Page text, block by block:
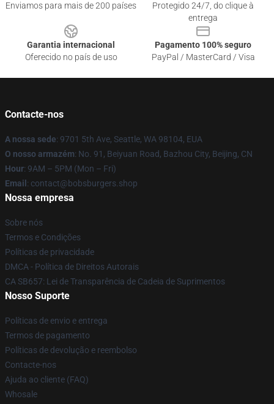
Enviamos para mais de 200 países
Protegido 24/7, do clique à
entrega
Garantia internacional
Oferecido no país de uso
Pagamento 100% seguro
PayPal / MasterCard / Visa
Contacte-nos
A nossa sede: 9701 5th Ave, Seattle, WA 98104, EUA
O nosso armazém: No. 91, Beiyuan Road, Bazhou City, Beijing, CN
Hour: 9AM – 5PM (Mon – Fri)
Email : contact@bobsburgers.shop
Nossa empresa
Sobre nós
Termos e Condições
Políticas de privacidade
DMCA - Política de Direitos Autorais
CA SB657: Lei de Transparência de Cadeia de Suprimentos
Nosso Suporte
Políticas de envio e entrega
Termos de pagamento
Políticas de devolução e reembolso
Contacte-nos
Ajuda ao cliente (FAQ)
Whosale